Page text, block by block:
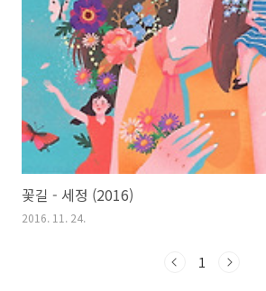
꽃길 - 세정 (2016)
2016. 11. 24.
1